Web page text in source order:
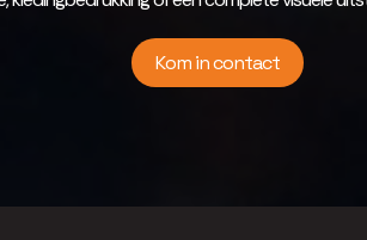
Kom in contact